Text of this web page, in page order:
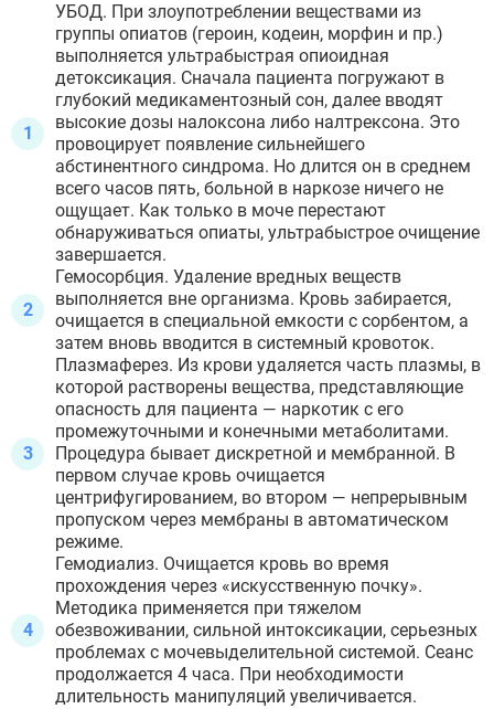
УБОД. При злоупотреблении веществами из
группы опиатов (героин, кодеин, морфин и пр.)
выполняется ультрабыстрая опиоидная
детоксикация. Сначала пациента погружают в
глубокий медикаментозный сон, далее вводят
высокие дозы налоксона либо налтрексона. Это
провоцирует появление сильнейшего
абстинентного синдрома. Но длится он в среднем
всего часов пять, больной в наркозе ничего не
ощущает. Как только в моче перестают
обнаруживаться опиаты, ультрабыстрое очищение
завершается.
Гемосорбция. Удаление вредных веществ
выполняется вне организма. Кровь забирается,
очищается в специальной емкости с сорбентом, а
затем вновь вводится в системный кровоток.
Плазмаферез. Из крови удаляется часть плазмы, в
которой растворены вещества, представляющие
опасность для пациента — наркотик с его
промежуточными и конечными метаболитами.
Процедура бывает дискретной и мембранной. В
первом случае кровь очищается
центрифугированием, во втором — непрерывным
пропуском через мембраны в автоматическом
режиме.
Гемодиализ. Очищается кровь во время
прохождения через «искусственную почку».
Методика применяется при тяжелом
обезвоживании, сильной интоксикации, серьезных
проблемах с мочевыделительной системой. Сеанс
продолжается 4 часа. При необходимости
длительность манипуляций увеличивается.